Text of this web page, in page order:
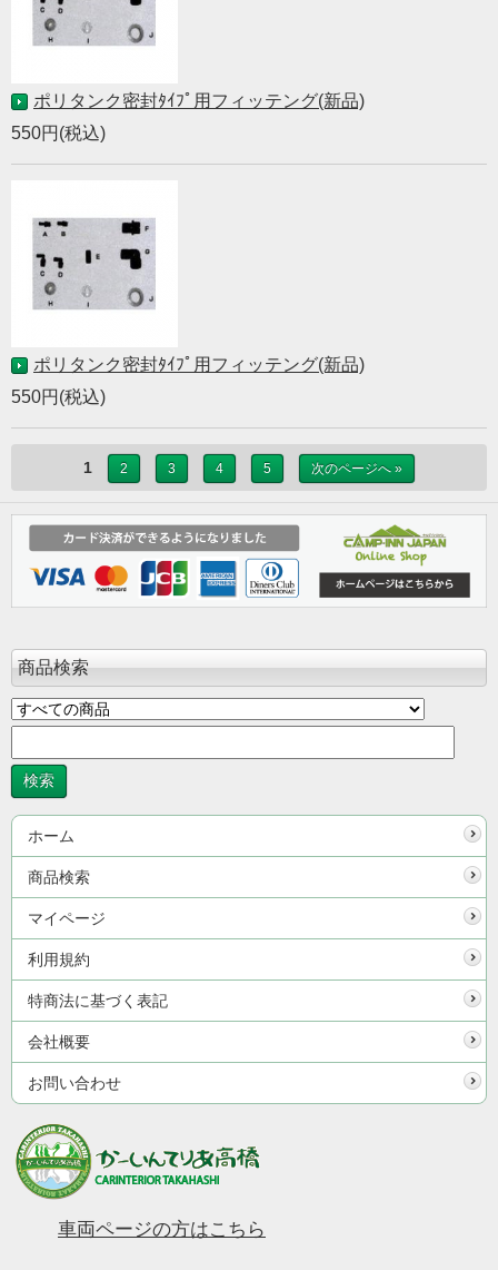
ポリタンク密封ﾀｲﾌﾟ用フィッテング(新品)
550円(税込)
ポリタンク密封ﾀｲﾌﾟ用フィッテング(新品)
550円(税込)
1 2 3 4 5 次のページへ »
商品検索
ホーム
商品検索
マイページ
利用規約
特商法に基づく表記
会社概要
お問い合わせ
車両ページの方はこちら